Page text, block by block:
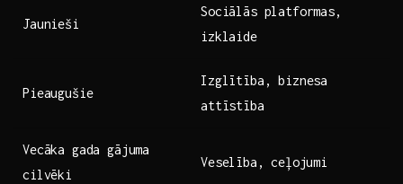
Jaunieši
Sociālās platformas,
izklaide
Pieaugušie
Izglītība, biznesa
attīstība
Vecāka gada gājuma‍
cilvēki
Veselība,⁣ ceļojumi